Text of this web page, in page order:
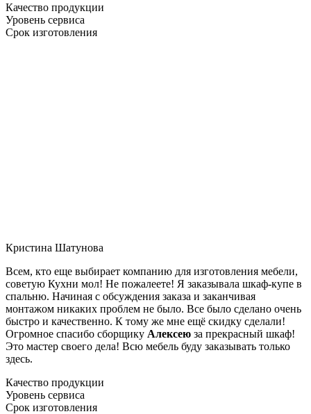
Качество продукции
Уровень сервиса
Срок изготовления
Кристина Шатунова
Всем, кто еще выбирает компанию для изготовления мебели,
советую Кухни мол! Не пожалеете! Я заказывала шкаф-купе в
спальню. Начиная с обсуждения заказа и заканчивая
монтажом никаких проблем не было. Все было сделано очень
быстро и качественно. К тому же мне ещё скидку сделали!
Огромное спасибо сборщику Алексею за прекрасный шкаф!
Это мастер своего дела! Всю мебель буду заказывать только
здесь.
Качество продукции
Уровень сервиса
Срок изготовления